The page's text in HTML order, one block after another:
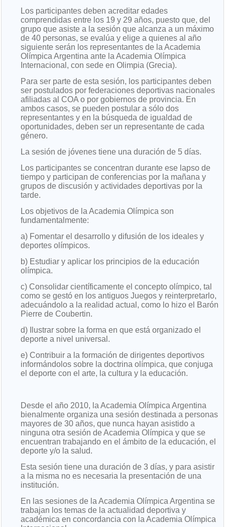
Los participantes deben acreditar edades
comprendidas entre los 19 y 29 años, puesto que, del
grupo que asiste a la sesión que alcanza a un máximo
de 40 personas, se evalúa y elige a quienes al año
siguiente serán los representantes de la Academia
Olímpica Argentina ante la Academia Olímpica
Internacional, con sede en Olimpia (Grecia).
Para ser parte de esta sesión, los participantes deben
ser postulados por federaciones deportivas nacionales
afiliadas al COA o por gobiernos de provincia. En
ambos casos, se pueden postular a sólo dos
representantes y en la búsqueda de igualdad de
oportunidades, deben ser un representante de cada
género.
La sesión de jóvenes tiene una duración de 5 días.
Los participantes se concentran durante ese lapso de
tiempo y participan de conferencias por la mañana y
grupos de discusión y actividades deportivas por la
tarde.
Los objetivos de la Academia Olímpica son
fundamentalmente:
a) Fomentar el desarrollo y difusión de los ideales y
deportes olímpicos.
b) Estudiar y aplicar los principios de la educación
olímpica.
c) Consolidar científicamente el concepto olímpico, tal
como se gestó en los antiguos Juegos y reinterpretarlo,
adecuándolo a la realidad actual, como lo hizo el Barón
Pierre de Coubertin.
d) Ilustrar sobre la forma en que está organizado el
deporte a nivel universal.
e) Contribuir a la formación de dirigentes deportivos
informándolos sobre la doctrina olímpica, que conjuga
el deporte con el arte, la cultura y la educación.
Desde el año 2010, la Academia Olímpica Argentina
bienalmente organiza una sesión destinada a personas
mayores de 30 años, que nunca hayan asistido a
ninguna otra sesión de Academia Olímpica y que se
encuentran trabajando en el ámbito de la educación, el
deporte y/o la salud.
Esta sesión tiene una duración de 3 días, y para asistir
a la misma no es necesaria la presentación de una
institución.
En las sesiones de la Academia Olímpica Argentina se
trabajan los temas de la actualidad deportiva y
académica en concordancia con la Academia Olímpica